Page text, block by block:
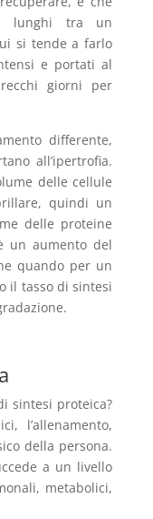
lunghi tra un
si tende a farlo
e portati al
giorni per
differente,
all’ipertrofia.
delle cellule
quindi un
delle proteine
un aumento del
quando per un
il tasso di sintesi
sintesi proteica?
l’allenamento,
della persona.
a un livello
metabolici,